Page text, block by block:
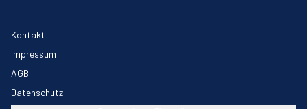
Kontakt
Impressum
AGB
Datenschutz